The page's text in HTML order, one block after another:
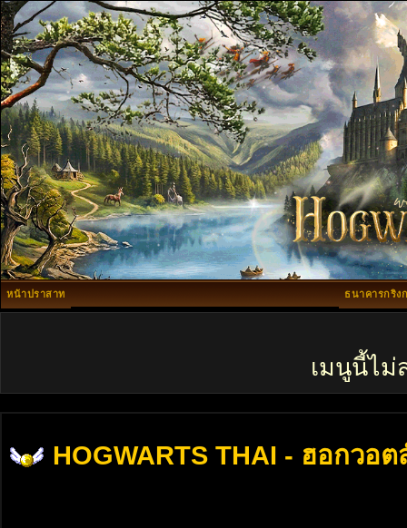
หน้าปราสาท ธนาคารกริง
เมนูนี้ไม่
HOGWARTS THAI - ฮอกวอต